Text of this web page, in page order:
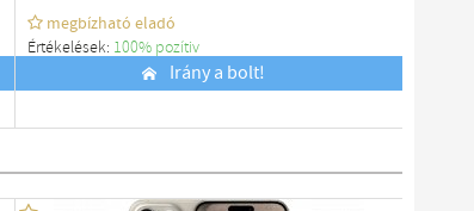
megbízható eladó
Értékelések: 100% pozítiv
Irány a bolt!